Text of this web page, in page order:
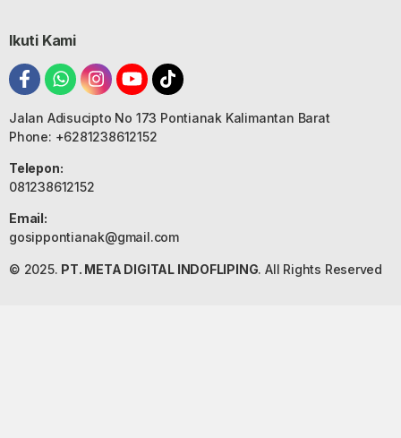
Ikuti Kami
Jalan Adisucipto No 173 Pontianak Kalimantan Barat
Phone: +6281238612152
Telepon:
081238612152
Email:
gosippontianak@gmail.com
© 2025. PT. META DIGITAL INDOFLIPING. All Rights Reserved